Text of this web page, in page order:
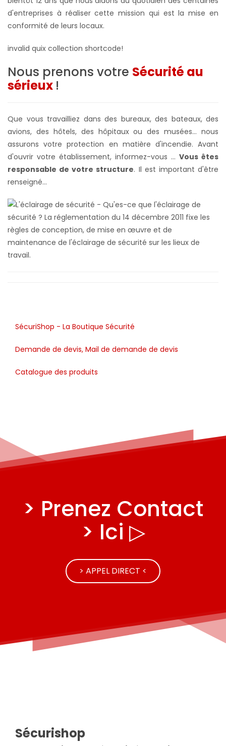
d'entreprises à réaliser cette mission qui est la mise en
conformité de leurs locaux.
invalid quix collection shortcode!
Nous prenons votre Sécurité au
sérieux !
Que vous travailliez dans des bureaux, des bateaux, des
avions, des hôtels, des hôpitaux ou des musées... nous
assurons votre protection en matière d'incendie. Avant
d'ouvrir votre établissement, informez-vous ... Vous êtes
responsable de votre structure. Il est important d'être
renseigné...
SécuriShop - La Boutique Sécurité
Demande de devis, Mail de demande de devis
Catalogue des produits
> Prenez Contact
> Ici ▷
> APPEL DIRECT <
Sécurishop